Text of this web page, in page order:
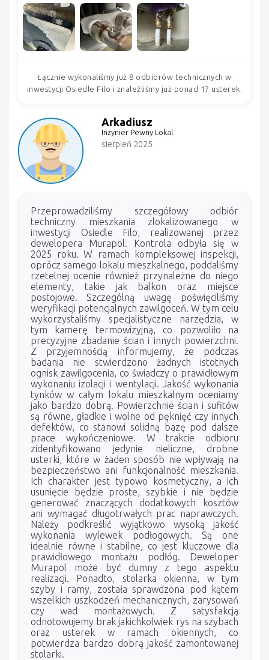
Łącznie wykonaliśmy już 8 odbiorów technicznych w
inwestycji Osiedle Filo i znaleźliśmy już ponad 17 usterek.
Arkadiusz
Inżynier Pewny Lokal
sierpień 2025
Przeprowadziliśmy szczegółowy odbiór
techniczny mieszkania zlokalizowanego w
inwestycji Osiedle Filo, realizowanej przez
dewelopera Murapol. Kontrola odbyła się w
2025 roku. W ramach kompleksowej inspekcji,
oprócz samego lokalu mieszkalnego, poddaliśmy
rzetelnej ocenie również przynależne do niego
elementy, takie jak balkon oraz miejsce
postojowe. Szczególną uwagę poświęciliśmy
weryfikacji potencjalnych zawilgoceń. W tym celu
wykorzystaliśmy specjalistyczne narzędzia, w
tym kamerę termowizyjną, co pozwoliło na
precyzyjne zbadanie ścian i innych powierzchni.
Z przyjemnością informujemy, że podczas
badania nie stwierdzono żadnych istotnych
ognisk zawilgocenia, co świadczy o prawidłowym
wykonaniu izolacji i wentylacji. Jakość wykonania
tynków w całym lokalu mieszkalnym oceniamy
jako bardzo dobrą. Powierzchnie ścian i sufitów
są równe, gładkie i wolne od pęknięć czy innych
defektów, co stanowi solidną bazę pod dalsze
prace wykończeniowe. W trakcie odbioru
zidentyfikowano jedynie nieliczne, drobne
usterki, które w żaden sposób nie wpływają na
bezpieczeństwo ani funkcjonalność mieszkania.
Ich charakter jest typowo kosmetyczny, a ich
usunięcie będzie proste, szybkie i nie będzie
generować znaczących dodatkowych kosztów
ani wymagać długotrwałych prac naprawczych.
Należy podkreślić wyjątkowo wysoką jakość
wykonania wylewek podłogowych. Są one
idealnie równe i stabilne, co jest kluczowe dla
prawidłowego montażu podłóg. Deweloper
Murapol może być dumny z tego aspektu
realizacji. Ponadto, stolarka okienna, w tym
szyby i ramy, została sprawdzona pod kątem
wszelkich uszkodzeń mechanicznych, zarysowań
czy wad montażowych. Z satysfakcją
odnotowujemy brak jakichkolwiek rys na szybach
oraz usterek w ramach okiennych, co
potwierdza bardzo dobrą jakość zamontowanej
stolarki.